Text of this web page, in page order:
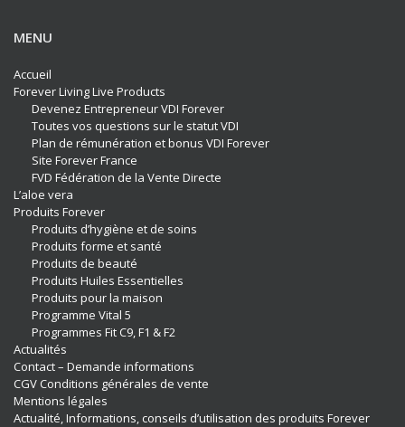
MENU
Accueil
Forever Living Live Products
Devenez Entrepreneur VDI Forever
Toutes vos questions sur le statut VDI
Plan de rémunération et bonus VDI Forever
Site Forever France
FVD Fédération de la Vente Directe
L’aloe vera
Produits Forever
Produits d’hygiène et de soins
Produits forme et santé
Produits de beauté
Produits Huiles Essentielles
Produits pour la maison
Programme Vital 5
Programmes Fit C9, F1 & F2
Actualités
Contact – Demande informations
CGV Conditions générales de vente
Mentions légales
Actualité, Informations, conseils d’utilisation des produits Forever